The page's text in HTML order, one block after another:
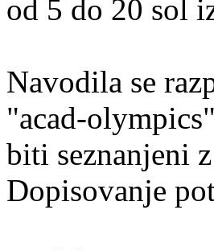
od 5 do 20 sol
Navodila se
"acad-
biti seznanjeni
Dopisovanje